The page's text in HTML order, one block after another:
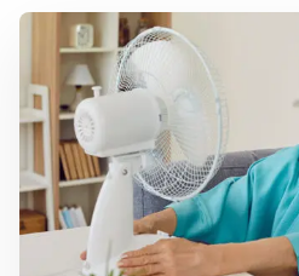
Lees meer over Dokter Ted: zo